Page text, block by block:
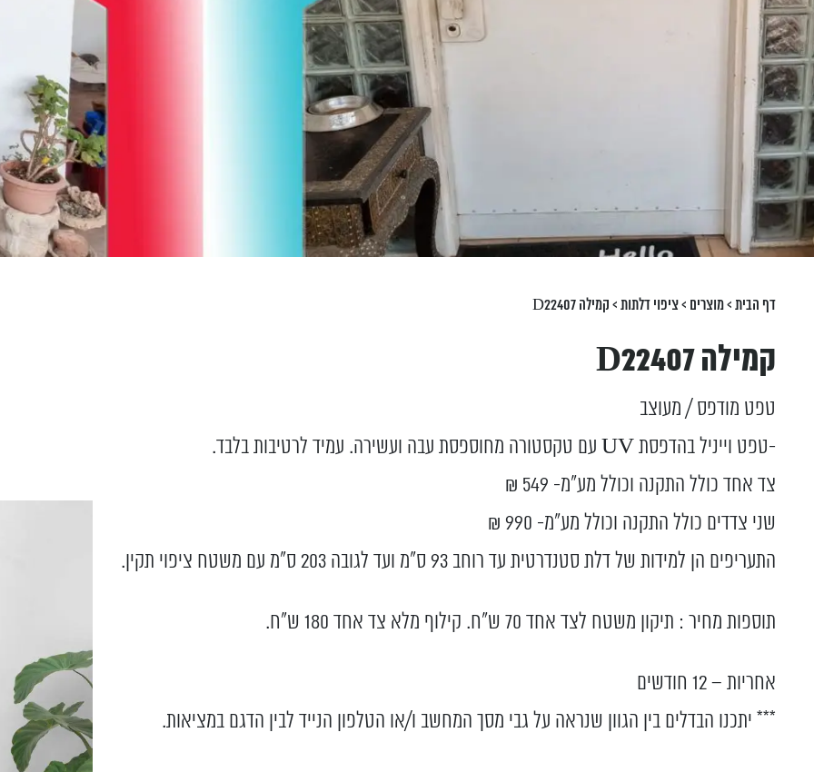
דף הבית>מוצרים >ציפוי דלתות> קמילה D22407
קמילה D22407
טפט מודפס / מעוצב
-טפט וייניל בהדפסת UV עם טקסטורה מחוספסת עבה ועשירה. עמיד לרטיבות בלבד.
צד אחד כולל התקנה וכולל מע”מ- 549 ₪
שני צדדים כולל התקנה וכולל מע”מ- 990 ₪
התעריפים הן למידות של דלת סטנדרטית עד רוחב 93 ס”מ ועד לגובה 203 ס”מ עם משטח ציפוי תקין.
תוספות מחיר : תיקון משטח לצד אחד 70 ש"ח. קילוף מלא צד אחד 180 ש"ח.
אחריות – 12 חודשים
*** יתכנו הבדלים בין הגוון שנראה על גבי מסך המחשב ו/או הטלפון הנייד לבין הדגם במציאות.